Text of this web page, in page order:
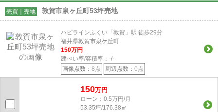
売買｜売地 敦賀市泉ヶ丘町53坪売地
ハピラインふくい「敦賀」駅 徒歩29分
福井県敦賀市泉ケ丘町
150万円
建ぺい率/容積率： -/-
画像点数： 8点 周辺点数： 0点
150万円
ローン：0.5万円/月
53.35坪/176.38㎡